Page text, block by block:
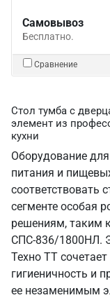
Самовывоз
Бесплатно.
Сравнение
Стол тумба с
элемент из
кухни
Оборудование
питания и
соответствовать
сегменте особая
решениям, таким
СПС-836/1800НЛ.
Техно ТТ
гигиеничность и
ее незаменимым